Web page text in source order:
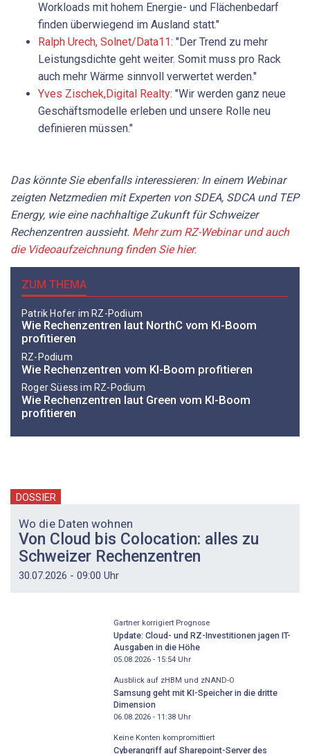
Workloads mit hohem Energie- und Flächenbedarf
finden überwiegend im Ausland statt."
Ralph Urech, Solnet/Data11: "Der Trend zu mehr
Leistungsdichte geht weiter. Somit muss pro Rack
auch mehr Wärme sinnvoll verwertet werden."
Yves Zischek,Digital Realty: "Wir werden ganz neue
Geschäftsmodelle erleben und unsere Rolle neu
definieren müssen."
Das könnte Sie ebenfalls interessieren: In einem Webinar
zeigten Netzmedien mit Experten von SDEA, SDCA und TEP
Energy, wie eine nachhaltige Zukunft für Schweizer
Rechenzentren aussieht. Mehr zum RZ-Webinar und auch
die Videoaufzeichnung finden Sie hier.
ZUM THEMA
Patrik Hofer im RZ-Podium
Wie Rechenzentren laut NorthC vom KI-Boom
profitieren
RZ-Podium
Wie Rechenzentren vom KI-Boom ­profitieren
Roger Süess im RZ-Podium
Wie Rechenzentren laut Green vom KI-Boom
profitieren
DOSSIER
Wo die Daten wohnen
Von Cloud bis Colocation: alles zu
Schweizer Rechenzentren
30.07.2026 - 09:00 Uhr
Gartner korrigiert Prognose
Update: Cloud- und RZ-Investitionen jagen IT-
Ausgaben in die Höhe
05.08.2026 - 15:54Uhr
Ausblick auf zHBM und zNAND-O
Samsung geht mit KI-Speicher in die dritte
Dimension
06.08.2026 - 11:38Uhr
Keine Konten kompromittiert
Cyberangriff auf Sharepoint-Server des